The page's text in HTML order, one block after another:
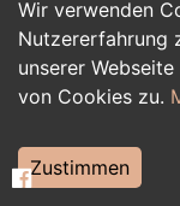
Wir verwenden
Nutzererfahrung
unserer
von Cookies zu.
Zustimmen
Personalwesen
Hilfskräfte,
Weiterbildung,